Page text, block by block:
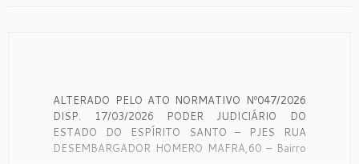
ALTERADO PELO ATO NORMATIVO Nº047/2026
DISP. 17/03/2026 PODER JUDICIÁRIO DO
ESTADO DO ESPÍRITO SANTO – PJES RUA
DESEMBARGADOR HOMERO MAFRA,60 – Bairro